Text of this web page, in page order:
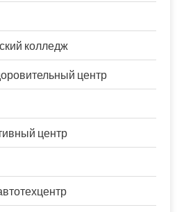
колледж
центр
центр